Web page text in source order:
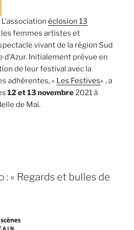
L’association éclosion 13
les femmes artistes et
vivant de la région Sud
Initialement prévue en
de leur festival avec la
adhérentes, « Les Festives« , a
12 et 13 novembre2021 à
de Mai.
»
: « Regards et bulles de